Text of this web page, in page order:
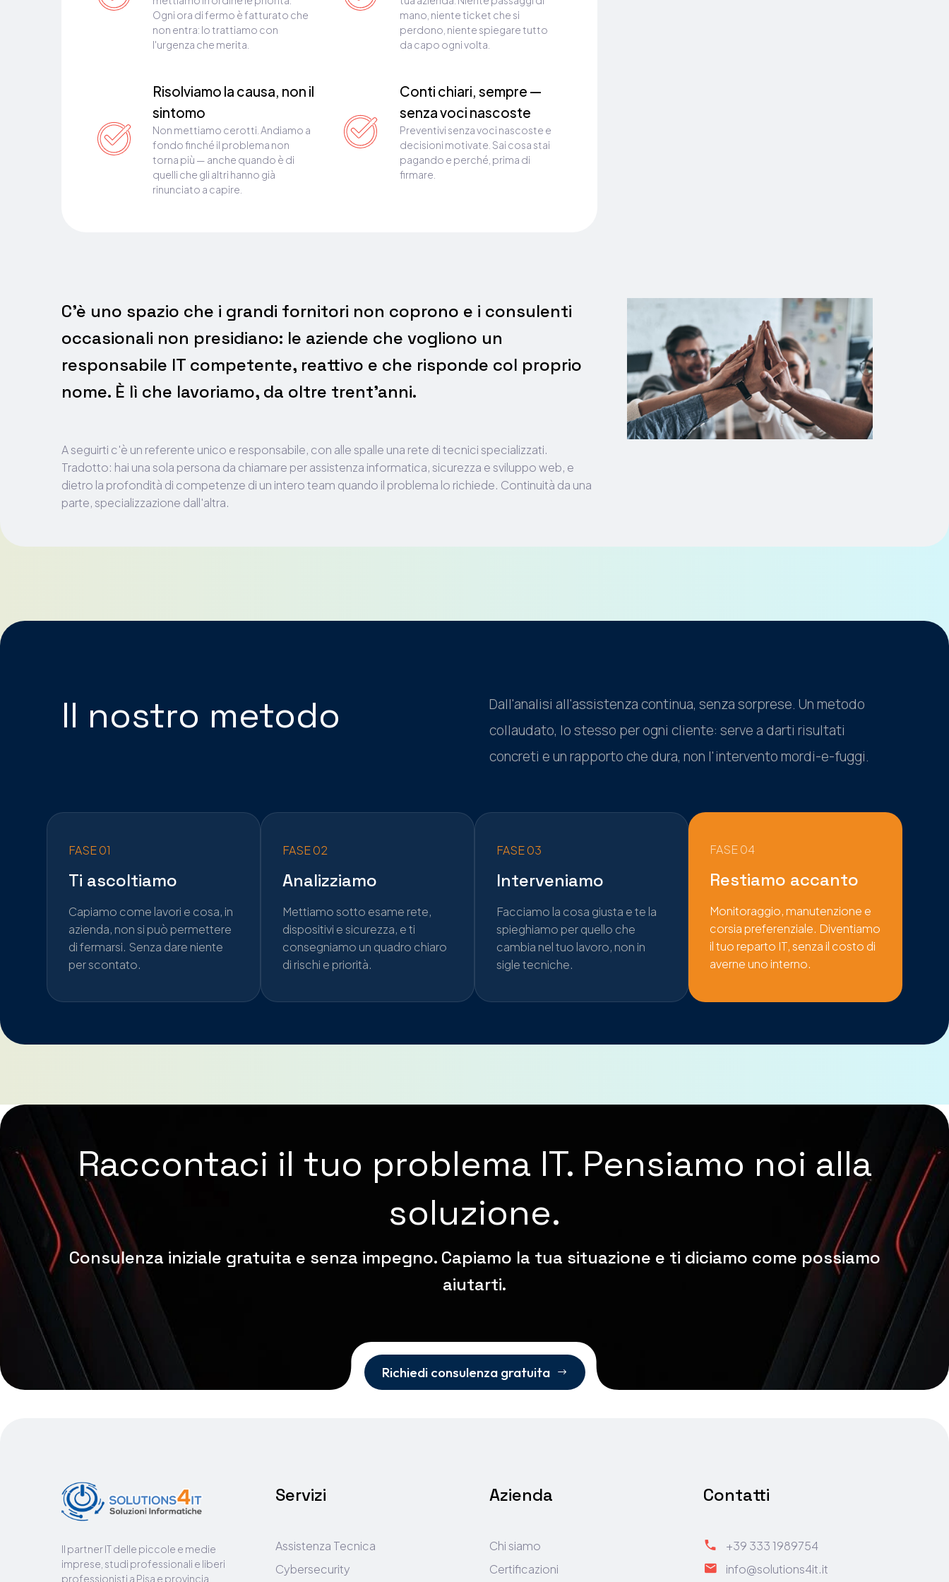
Ogni ora di fermo è fatturato che
non entra: lo trattiamo con
l'urgenza che merita.
Risolviamo la causa, non il
sintomo
Non mettiamo cerotti. Andiamo a
fondo finché il problema non
torna più — anche quando è di
quelli che gli altri hanno già
rinunciato a capire.
mano, niente ticket che si
perdono, niente spiegare tutto
da capo ogni volta.
Conti chiari, sempre —
senza voci nascoste
Preventivi senza voci nascoste e
decisioni motivate. Sai cosa stai
pagando e perché, prima di
firmare.
C'è uno spazio che i grandi fornitori non coprono e i consulenti
occasionali non presidiano: le aziende che vogliono un
responsabile IT competente, reattivo e che risponde col proprio
nome. È lì che lavoriamo, da oltre trent'anni.
A seguirti c'è un referente unico e responsabile, con alle spalle una rete di tecnici specializzati.
Tradotto: hai una sola persona da chiamare per assistenza informatica, sicurezza e sviluppo web, e
dietro la profondità di competenze di un intero team quando il problema lo richiede. Continuità da una
parte, specializzazione dall'altra.
Il nostro metodo
Dall'analisi all'assistenza continua, senza sorprese. Un metodo
collaudato, lo stesso per ogni cliente: serve a darti risultati
concreti e un rapporto che dura, non l'intervento mordi-e-fuggi.
FASE 01
Ti ascoltiamo
Capiamo come lavori e cosa, in
azienda, non si può permettere
di fermarsi. Senza dare niente
per scontato.
FASE 02
Analizziamo
Mettiamo sotto esame rete,
dispositivi e sicurezza, e ti
consegniamo un quadro chiaro
di rischi e priorità.
FASE 03
Interveniamo
Facciamo la cosa giusta e te la
spieghiamo per quello che
cambia nel tuo lavoro, non in
sigle tecniche.
FASE 04
Restiamo accanto
Monitoraggio, manutenzione e
corsia preferenziale. Diventiamo
il tuo reparto IT, senza il costo di
averne uno interno.
Raccontaci il tuo problema IT. Pensiamo noi alla
soluzione.
Consulenza iniziale gratuita e senza impegno. Capiamo la tua situazione e ti diciamo come possiamo
aiutarti.
Richiedi consulenza gratuita $
Il partner IT delle piccole e medie
imprese, studi professionali e liberi
professionisti a Pisa e provincia.
Servizi
Assistenza Tecnica
Cybersecurity
Azienda
Chi siamo
Certificazioni
Contatti

+39 333 1989754

info@solutions4it.it